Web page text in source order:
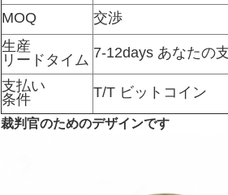
MOQ
交渉
生産
リードタイム 7-12days あなたの
支払い
条件
T/T ビットコイン
裁判官のためのデザインです